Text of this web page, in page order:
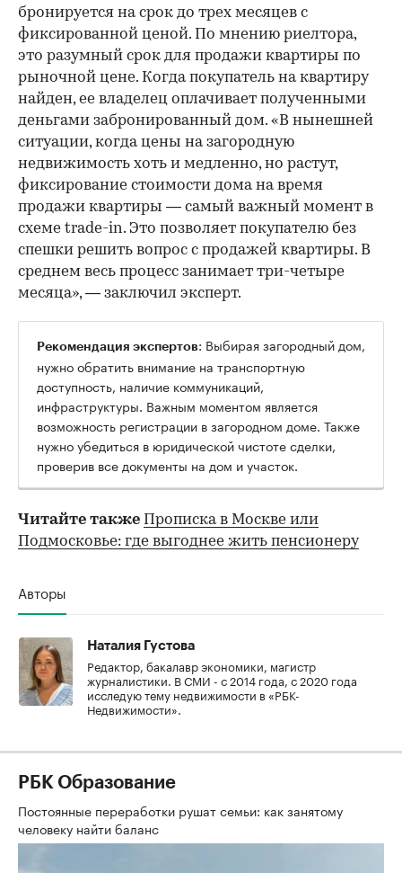
бронируется на срок до трех месяцев с
фиксированной ценой. По мнению риелтора,
это разумный срок для продажи квартиры по
рыночной цене. Когда покупатель на квартиру
найден, ее владелец оплачивает полученными
деньгами забронированный дом. «В нынешней
ситуации, когда цены на загородную
недвижимость хоть и медленно, но растут,
фиксирование стоимости дома на время
продажи квартиры — самый важный момент в
схеме trade-in. Это позволяет покупателю без
спешки решить вопрос с продажей квартиры. В
среднем весь процесс занимает три-четыре
месяца», — заключил эксперт.
Рекомендация экспертов: Выбирая загородный дом,
нужно обратить внимание на транспортную
доступность, наличие коммуникаций,
инфраструктуры. Важным моментом является
возможность регистрации в загородном доме. Также
нужно убедиться в юридической чистоте сделки,
проверив все документы на дом и участок.
Читайте также Прописка в Москве или
Подмосковье: где выгоднее жить пенсионеру
Авторы
Наталия Густова
Редактор, бакалавр экономики, магистр
журналистики. В СМИ - с 2014 года, с 2020 года
исследую тему недвижимости в «РБК-
Недвижимости».
РБК Образование
Постоянные переработки рушат семьи: как занятому
человеку найти баланс